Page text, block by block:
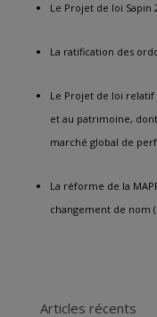
Le Projet de loi Sapin
La ratification des
Le Projet de loi relatif
et au patrimoine,
marché global de
La réforme de la
changement de nom
Articles récents